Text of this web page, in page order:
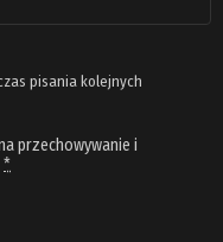
pisania kolejnych
przechowywanie i
*